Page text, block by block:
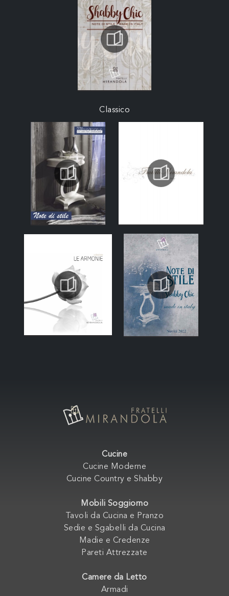
Classico
Cucine
Cucine Moderne
Cucine Country e Shabby
Mobili Soggiorno
Tavoli da Cucina e Pranzo
Sedie e Sgabelli da Cucina
Madie e Credenze
Pareti Attrezzate
Camere da Letto
Armadi